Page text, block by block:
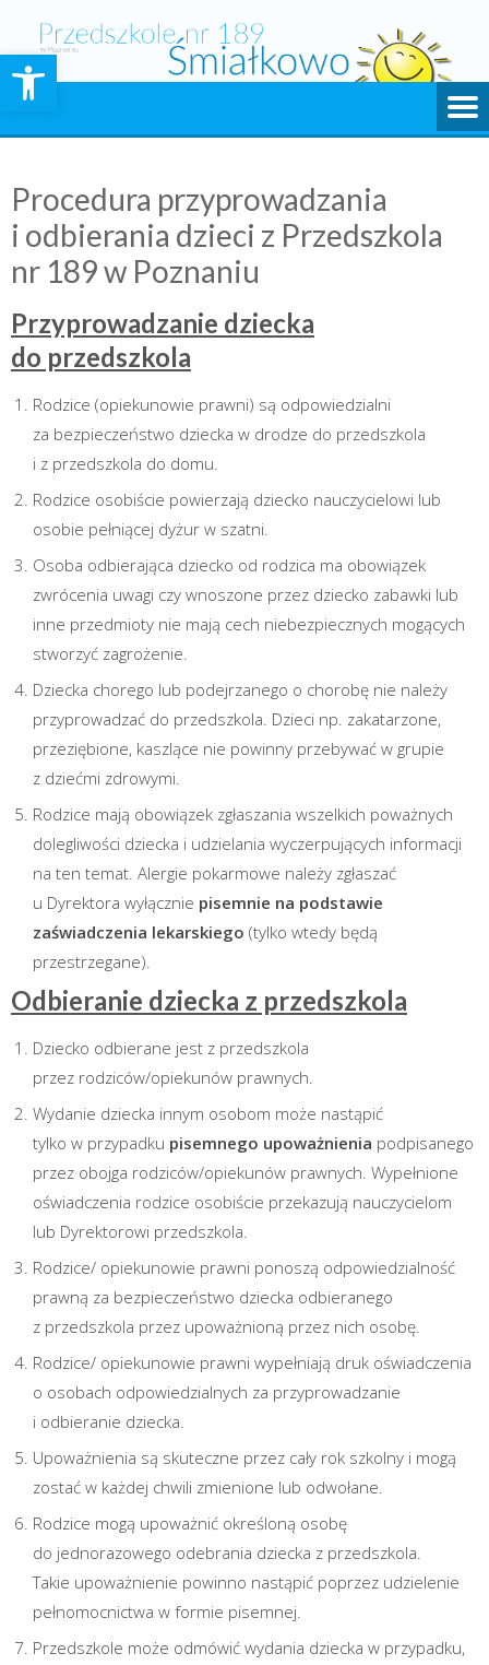
Otwórz pasek narzędzi
content
Procedura przyprowadzania
i odbierania dzieci z Przedszkola
nr 189 w Poznaniu
Przyprowadzanie dziecka
do przedszkola
Rodzice (opiekunowie prawni) są odpowiedzialni
za bezpieczeństwo dziecka w drodze do przedszkola
i z przedszkola do domu.
Rodzice osobiście powierzają dziecko nauczycielowi lub
osobie pełniącej dyżur w szatni.
Osoba odbierająca dziecko od rodzica ma obowiązek
zwrócenia uwagi czy wnoszone przez dziecko zabawki lub
inne przedmioty nie mają cech niebezpiecznych mogących
stworzyć zagrożenie.
Dziecka chorego lub podejrzanego o chorobę nie należy
przyprowadzać do przedszkola. Dzieci np. zakatarzone,
przeziębione, kaszlące nie powinny przebywać w grupie
z dziećmi zdrowymi.
Rodzice mają obowiązek zgłaszania wszelkich poważnych
dolegliwości dziecka i udzielania wyczerpujących informacji
na ten temat. Alergie pokarmowe należy zgłaszać
u Dyrektora wyłącznie pisemnie na podstawie
zaświadczenia lekarskiego (tylko wtedy będą
przestrzegane).
Odbieranie dziecka z przedszkola
Dziecko odbierane jest z przedszkola
przez rodziców/opiekunów prawnych.
Wydanie dziecka innym osobom może nastąpić
tylko w przypadku pisemnego upoważnienia podpisanego
przez obojga rodziców/opiekunów prawnych. Wypełnione
oświadczenia rodzice osobiście przekazują nauczycielom
lub Dyrektorowi przedszkola.
Rodzice/ opiekunowie prawni ponoszą odpowiedzialność
prawną za bezpieczeństwo dziecka odbieranego
z przedszkola przez upoważnioną przez nich osobę.
Rodzice/ opiekunowie prawni wypełniają druk oświadczenia
o osobach odpowiedzialnych za przyprowadzanie
i odbieranie dziecka.
Upoważnienia są skuteczne przez cały rok szkolny i mogą
zostać w każdej chwili zmienione lub odwołane.
Rodzice mogą upoważnić określoną osobę
do jednorazowego odebrania dziecka z przedszkola.
Takie upoważnienie powinno nastąpić poprzez udzielenie
pełnomocnictwa w formie pisemnej.
Przedszkole może odmówić wydania dziecka w przypadku,